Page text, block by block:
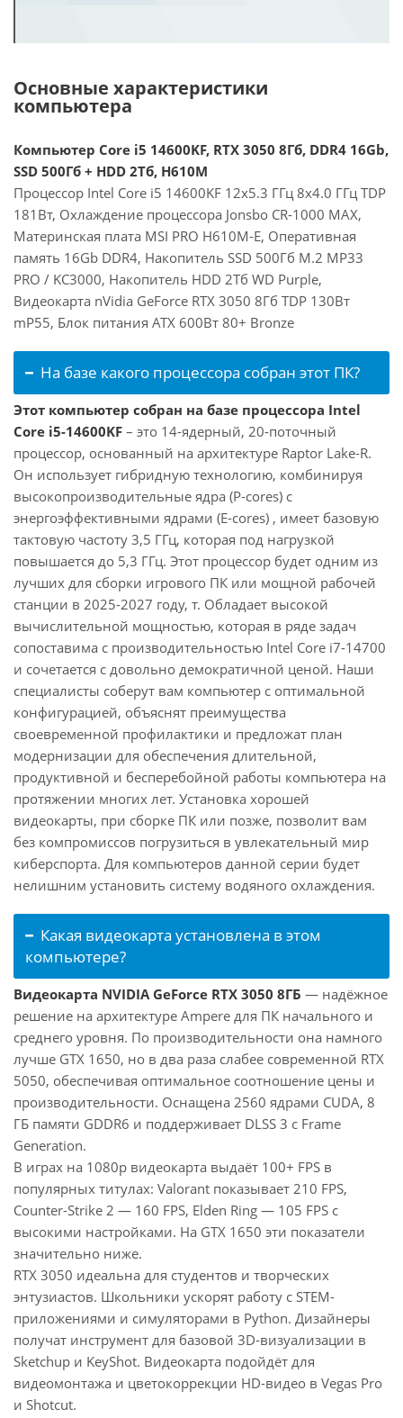
Основные характеристики
компьютера
Компьютер Core i5 14600KF, RTX 3050 8Гб, DDR4 16Gb,
SSD 500Гб + HDD 2Тб, H610M
Процессор Intel Core i5 14600KF 12x5.3 ГГц 8x4.0 ГГц TDP
181Вт, Охлаждение процессора Jonsbo CR-1000 MAX,
Материнская плата MSI PRO H610M-E, Оперативная
память 16Gb DDR4, Накопитель SSD 500Гб M.2 MP33
PRO / KC3000, Накопитель HDD 2Тб WD Purple,
Видеокарта nVidia GeForce RTX 3050 8Гб TDP 130Вт
mP55, Блок питания ATX 600Вт 80+ Bronze
На базе какого процессора собран этот ПК?
Этот компьютер собран на базе процессора Intel
Core i5-14600KF – это 14-ядерный, 20-поточный
процессор, основанный на архитектуре Raptor Lake-R.
Он использует гибридную технологию, комбинируя
высокопроизводительные ядра (P-cores) с
энергоэффективными ядрами (E-cores) , имеет базовую
тактовую частоту 3,5 ГГц, которая под нагрузкой
повышается до 5,3 ГГц. Этот процессор будет одним из
лучших для сборки игрового ПК или мощной рабочей
станции в 2025-2027 году, т. Обладает высокой
вычислительной мощностью, которая в ряде задач
сопоставима с производительностью Intel Core i7-14700
и сочетается с довольно демократичной ценой. Наши
специалисты соберут вам компьютер с оптимальной
конфигурацией, объяснят преимущества
своевременной профилактики и предложат план
модернизации для обеспечения длительной,
продуктивной и бесперебойной работы компьютера на
протяжении многих лет. Установка хорошей
видеокарты, при сборке ПК или позже, позволит вам
без компромиссов погрузиться в увлекательный мир
киберспорта. Для компьютеров данной серии будет
нелишним установить систему водяного охлаждения.
Какая видеокарта установлена в этом
компьютере?
Видеокарта NVIDIA GeForce RTX 3050 8ГБ — надёжное
решение на архитектуре Ampere для ПК начального и
среднего уровня. По производительности она намного
лучше GTX 1650, но в два раза слабее современной RTX
5050, обеспечивая оптимальное соотношение цены и
производительности. Оснащена 2560 ядрами CUDA, 8
ГБ памяти GDDR6 и поддерживает DLSS 3 с Frame
Generation.
В играх на 1080p видеокарта выдаёт 100+ FPS в
популярных титулах: Valorant показывает 210 FPS,
Counter-Strike 2 — 160 FPS, Elden Ring — 105 FPS с
высокими настройками. На GTX 1650 эти показатели
значительно ниже.
RTX 3050 идеальна для студентов и творческих
энтузиастов. Школьники ускорят работу с STEM-
приложениями и симуляторами в Python. Дизайнеры
получат инструмент для базовой 3D-визуализации в
Sketchup и KeyShot. Видеокарта подойдёт для
видеомонтажа и цветокоррекции HD-видео в Vegas Pro
и Shotcut.